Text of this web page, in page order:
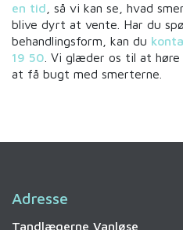
en tid , så vi kan se, hvad
blive dyrt at vente. Har du
behandlingsform, kan du
19 50 . Vi glæder os til at
at få bugt med smerterne.
Adresse
Tandlægerne Vanløse